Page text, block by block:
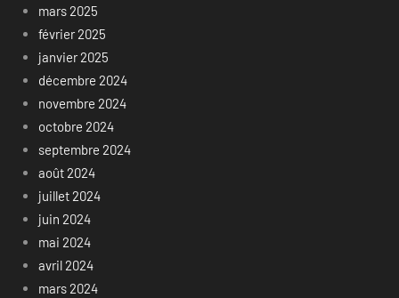
mars 2025
février 2025
janvier 2025
décembre 2024
novembre 2024
octobre 2024
septembre 2024
août 2024
juillet 2024
juin 2024
mai 2024
avril 2024
mars 2024